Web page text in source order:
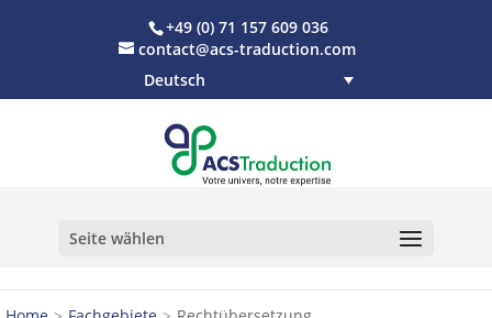
+49 (0) 71 157 609 036
contact@acs-traduction.com
Deutsch
Seite wählen